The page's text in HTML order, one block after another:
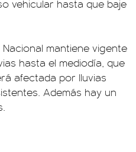
vehicular hasta que baje
mantiene vigente
hasta el mediodía, que
afectada por lluvias
Además hay un